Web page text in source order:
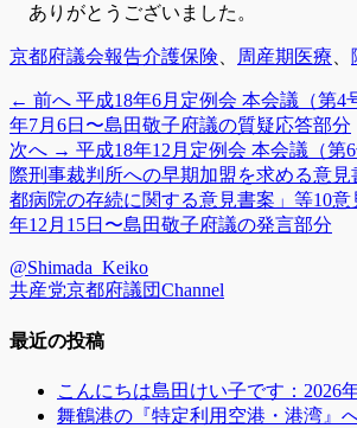
ありがとうございました。
カ
ゴ
リ
ー
京都府議会報告タ
介護保険 周産期医療
投
稿
ナ
ビ
ゲ
ー
シ
← 前へ 前
の
投
稿:
平成18年6月定例会 本会議（第
年7月6日〜島田敬子府議の質疑応答部分
次へ → 次
の
投
稿:
平成18年12月定例会 本会議（第
際刑事裁判所への早期加盟を求める意
都病院の存続に関する意見書案」等10
年12月15日〜島田敬子府議の発言部分
@Shimada_Keiko
共産党京都府議団Channel
最近の投稿
こんにちは島田けい子です：2026
舞鶴港の『特定利用空港・港湾』